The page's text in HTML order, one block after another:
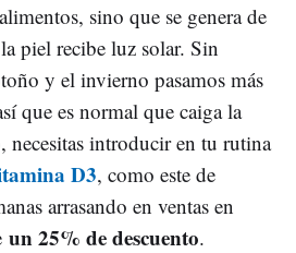
sino que se genera de
piel recibe luz solar. Sin
y el invierno pasamos más
que es normal que caiga la
introducir en tu rutina
D3, como este de
arrasando en ventas en
un 25% de descuento.